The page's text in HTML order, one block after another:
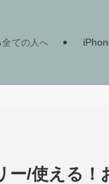
ての人へ
ー/使える！